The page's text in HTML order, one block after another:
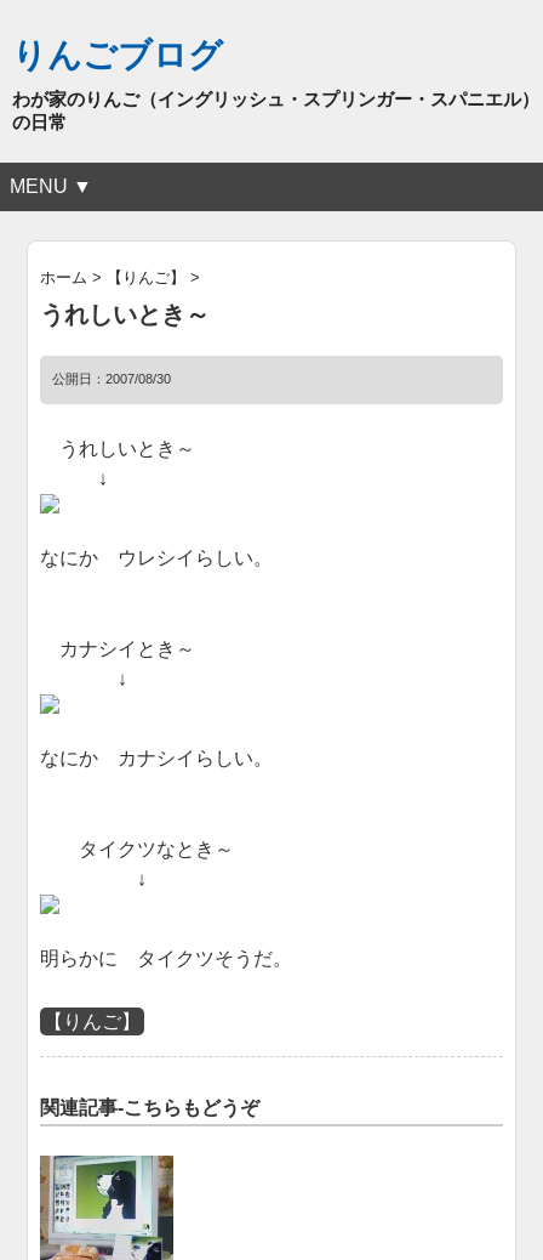
りんごブログ
わが家のりんご（イングリッシュ・スプリンガー・スパニエル）
の日常
MENU ▼
ホーム > 【りんご】 >
うれしいとき～
公開日：2007/08/30
うれしいとき～
↓
なにか ウレシイらしい。
カナシイとき～
↓
なにか カナシイらしい。
タイクツなとき～
↓
明らかに タイクツそうだ。
【りんご】
関連記事-こちらもどうぞ